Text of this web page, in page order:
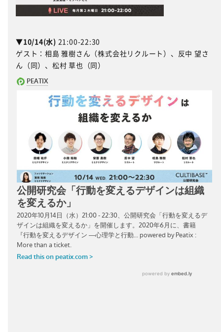
▼10/14(水) 21:00-22:30
ゲスト：相島 雅樹さん（株式会社リクルート）、反中 望さ
ん（同）、松村 草也（同）